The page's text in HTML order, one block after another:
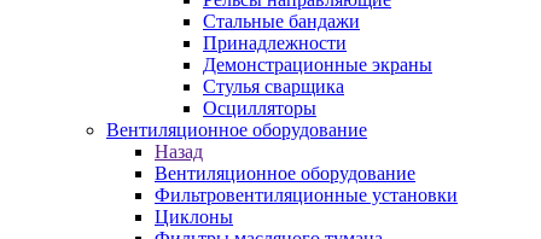
Стальные бандажи
Принадлежности
Демонстрационные экраны
Стулья сварщика
Осцилляторы
Вентиляционное оборудование
Назад
Вентиляционное оборудование
Фильтровентиляционные установки
Циклоны